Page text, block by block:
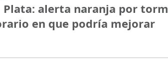
Plata: alerta naranja por
en que podría mejorar